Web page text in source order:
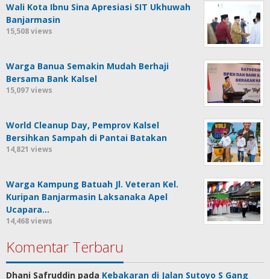
Wali Kota Ibnu Sina Apresiasi SIT Ukhuwah
Banjarmasin
15,508 views
Warga Banua Semakin Mudah Berhaji
Bersama Bank Kalsel
15,097 views
World Cleanup Day, Pemprov Kalsel
Bersihkan Sampah di Pantai Batakan
14,821 views
Warga Kampung Batuah Jl. Veteran Kel.
Kuripan Banjarmasin Laksanaka Apel
Ucapara…
14,468 views
Komentar Terbaru
Dhani Safruddin pada Kebakaran di Jalan Sutoyo S Gang